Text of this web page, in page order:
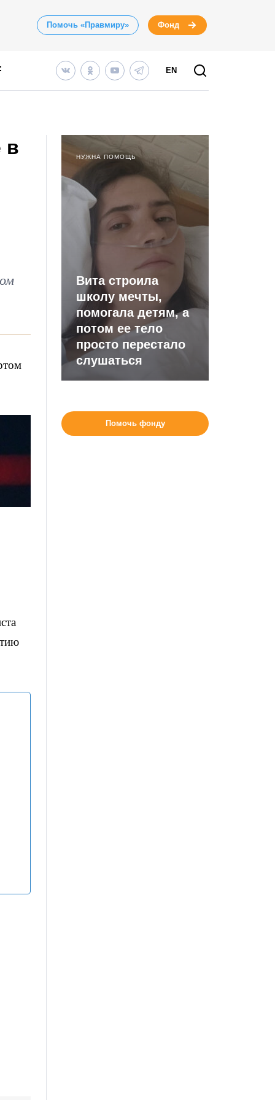
Помочь «Правмиру» Фонд
EN
в
НУЖНА ПОМОЩЬ
Вита строила
школу мечты,
помогала детям, а
потом ее тело
просто перестало
слушаться
Помочь фонду